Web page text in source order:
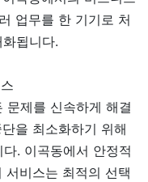
업무를 한 기기로 처
됩니다.
문제를 신속하게 해결
을 최소화하기 위해
. 이곡동에서 안정적
비스는 최적의 선택